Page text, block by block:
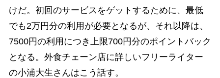
けだ。初回のサービスをゲットするために、最低
でも2万円分の利用が必要となるが、それ以降は、
7500円の利用につき上限700円分のポイントバック
となる。外食チェーン店に詳しいフリーライター
の小浦大生さんはこう話す。